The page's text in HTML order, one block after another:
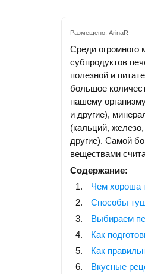
Размещено: ArinaR
Среди огромного
субпродуктов
полезной и
большое
нашему
и другие),
(кальций,
другие). Самой
веществами
Содержание:
Чем хороша
Способы
Выбираем
Как
Как
Вкусные